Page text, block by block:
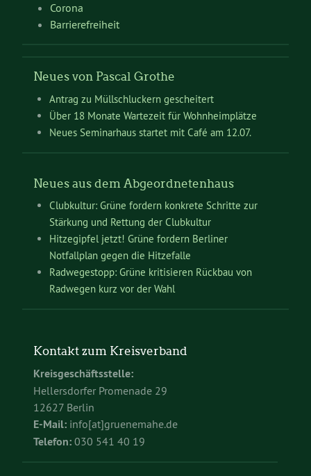
Corona
Barrierefreiheit
Neues von Pascal Grothe
Antrag zu Müllschluckern gescheitert
Über 18 Monate Wartezeit für Wohnheimplätze
Neues Seminarhaus startet mit Café am 12.07.
Neues aus dem Abgeordnetenhaus
Clubkultur: Grüne fordern konkrete Schritte zur
Stärkung und Rettung der Clubkultur
Hitzegipfel jetzt! Grüne fordern Berliner
Notfallplan gegen die Hitzefalle
Radwegestopp: Grüne kritisieren Rückbau von
Radwegen kurz vor der Wahl
Kontakt zum Kreisverband
Kreisgeschäftsstelle:
Hellersdorfer Promenade 29
12627 Berlin
E-Mail: info[at]gruenemahe.de
Telefon: 030 541 40 19